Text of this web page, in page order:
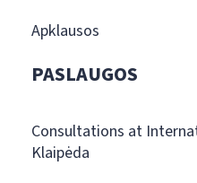
Apklausos
PASLAUGOS
Consultations at
Klaipėda